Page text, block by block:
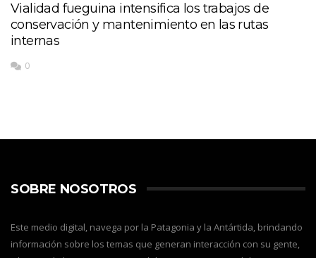
Vialidad fueguina intensifica los trabajos de
conservación y mantenimiento en las rutas
internas
0
SOBRE NOSOTROS
Este medio digital, navega por la Patagonia y la Antártida, brindando
información sobre los temas que generan interacción con su gente,